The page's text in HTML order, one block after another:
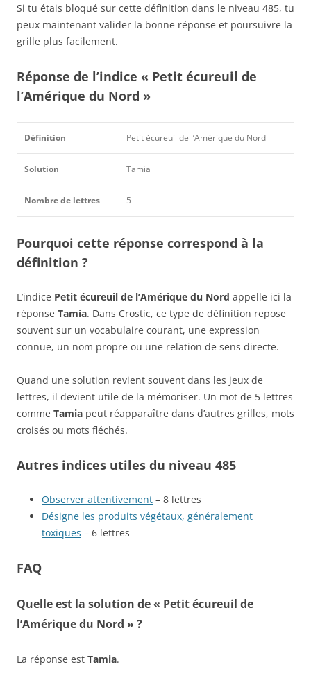
Si tu étais bloqué sur cette définition dans le niveau 485, tu
peux maintenant valider la bonne réponse et poursuivre la
grille plus facilement.
Réponse de l’indice « Petit écureuil de
l’Amérique du Nord »
Définition Petit écureuil de l’Amérique du Nord
Solution Tamia
Nombre de lettres 5
Pourquoi cette réponse correspond à la
définition ?
L’indice Petit écureuil de l’Amérique du Nord appelle ici la
réponse Tamia. Dans Crostic, ce type de définition repose
souvent sur un vocabulaire courant, une expression
connue, un nom propre ou une relation de sens directe.
Quand une solution revient souvent dans les jeux de
lettres, il devient utile de la mémoriser. Un mot de 5 lettres
comme Tamia peut réapparaître dans d’autres grilles, mots
croisés ou mots fléchés.
Autres indices utiles du niveau 485
Observer attentivement – 8 lettres
Désigne les produits végétaux, généralement
toxiques – 6 lettres
FAQ
Quelle est la solution de « Petit écureuil de
l’Amérique du Nord » ?
La réponse est Tamia.